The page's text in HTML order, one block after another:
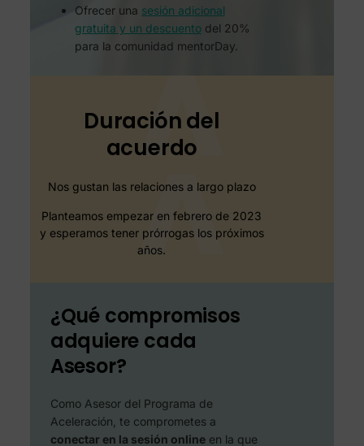
Ofrecer una sesión adicional
gratuita y un descuentodel 20%
para la comunidad mentorDay.
Duración del
acuerdo
Nos gustan las relaciones a largo plazo
Planteamos empezar en febrero de 2023
y esperamos tener prórrogas los próximos
años.
¿Qué compromisos
adquiere cada
Asesor?
Como Asesor del Programa de
Aceleración, te comprometes a
conectar en la sesión onlineen la que